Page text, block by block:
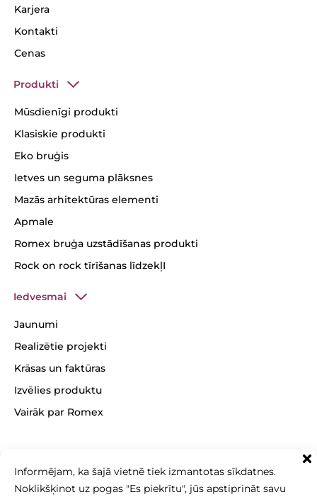
Informējam, ka šajā vietnē tiek izmantotas sīkdatnes.
Noklikšķinot uz pogas "Es piekrītu", jūs apstiprināt savu
Karjera
Kontakti
Cenas
Produkti
Mūsdienīgi produkti
Klasiskie produkti
Eko bruģis
Ietves un seguma plāksnes
Mazās arhitektūras elementi
Apmale
Romex bruģa uzstādīšanas produkti
Rock on rock tīrīšanas līdzekļI
Iedvesmai
Jaunumi
Realizētie projekti
Krāsas un faktūras
Izvēlies produktu
Vairāk par Romex
+371 26 256 256